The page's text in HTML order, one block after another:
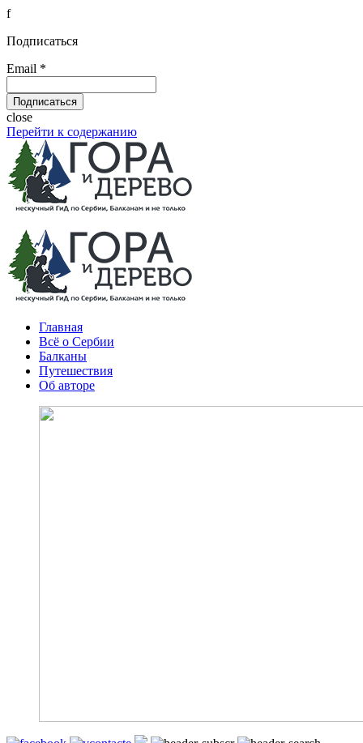
f
Подписаться
Email *
close
Перейти к содержанию
Главная
Всё о Сербии
Балканы
Путешествия
Об авторе